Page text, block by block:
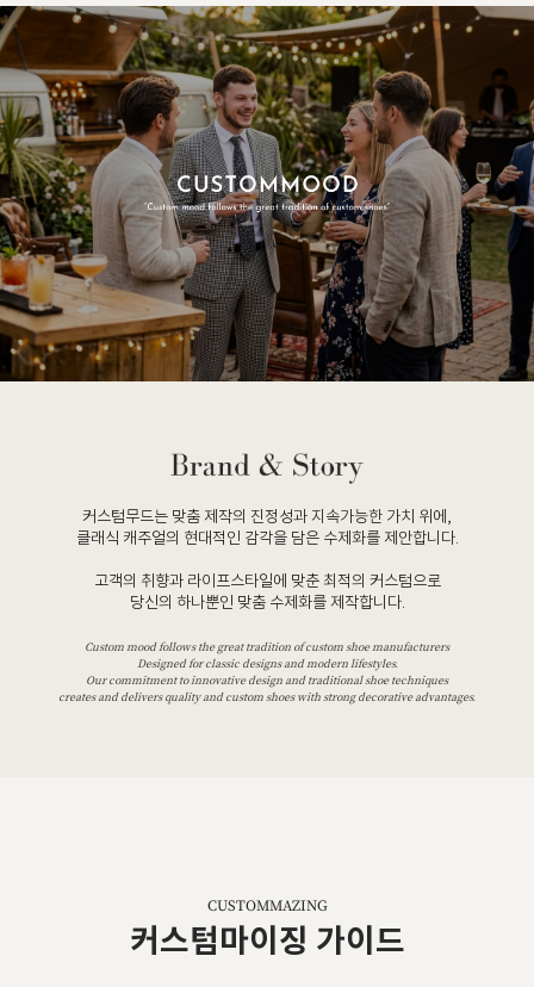
커스텀무드는 맞춤 제작의 진정성과 지속가능한 가치 위에,
클래식 캐주얼의 현대적인 감각을 담은 수제화를 제안합니다.
고객의 취향과 라이프스타일에 맞춘 최적의 커스텀으로
당신의 하나뿐인 맞춤 수제화를 제작합니다.
Custom mood follows the great tradition of custom shoe manufacturers
Designed for classic designs and modern lifestyles.
Our commitment to innovative design and traditional shoe techniques
creates and delivers quality and custom shoes with strong decorative advantages.
CUSTOMMAZING
커스텀마이징 가이드